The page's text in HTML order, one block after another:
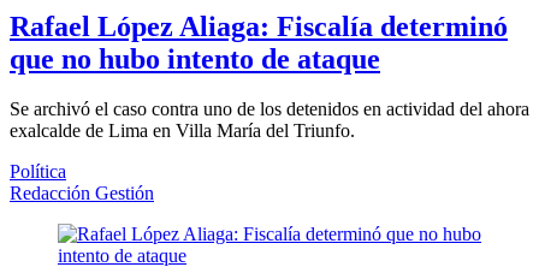
Rafael López Aliaga: Fiscalía determinó
que no hubo intento de ataque
Se archivó el caso contra uno de los detenidos en actividad del ahora
exalcalde de Lima en Villa María del Triunfo.
Política
Redacción Gestión